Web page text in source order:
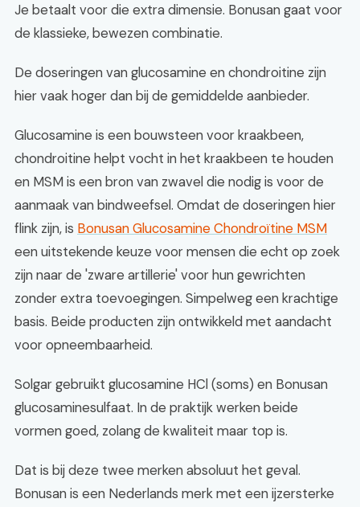
Je betaalt voor die extra dimensie. Bonusan gaat voor
de klassieke, bewezen combinatie.
De doseringen van glucosamine en chondroitine zijn
hier vaak hoger dan bij de gemiddelde aanbieder.
Glucosamine is een bouwsteen voor kraakbeen,
chondroitine helpt vocht in het kraakbeen te houden
en MSM is een bron van zwavel die nodig is voor de
aanmaak van bindweefsel. Omdat de doseringen hier
flink zijn, is Bonusan Glucosamine Chondroïtine MSM
een uitstekende keuze voor mensen die echt op zoek
zijn naar de 'zware artillerie' voor hun gewrichten
zonder extra toevoegingen. Simpelweg een krachtige
basis. Beide producten zijn ontwikkeld met aandacht
voor opneembaarheid.
Solgar gebruikt glucosamine HCl (soms) en Bonusan
glucosaminesulfaat. In de praktijk werken beide
vormen goed, zolang de kwaliteit maar top is.
Dat is bij deze twee merken absoluut het geval.
Bonusan is een Nederlands merk met een ijzersterke